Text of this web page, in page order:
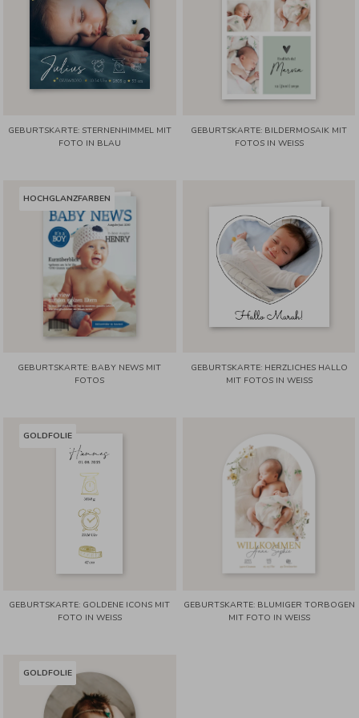
GEBURTSKARTE: STERNENHIMMEL MIT
FOTO IN BLAU
GEBURTSKARTE: BILDERMOSAIK MIT
FOTOS IN WEISS
HOCHGLANZFARBEN
GEBURTSKARTE: BABY NEWS MIT
FOTOS
GEBURTSKARTE: HERZLICHES HALLO
MIT FOTOS IN WEISS
GOLDFOLIE
GEBURTSKARTE: GOLDENE ICONS MIT
FOTO IN WEISS
GEBURTSKARTE: BLUMIGER TORBOGEN
MIT FOTO IN WEISS
GOLDFOLIE